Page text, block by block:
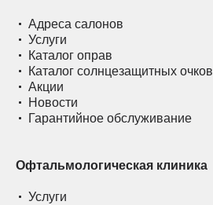
Адреса салонов
Услуги
Каталог оправ
Каталог солнцезащитных очков
Акции
Новости
Гарантийное обслуживание
Офтальмологическая клиника
Услуги